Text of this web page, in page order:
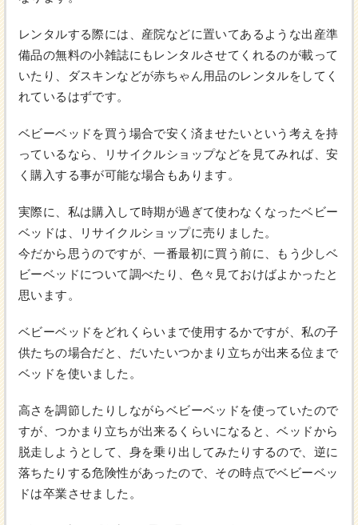
レンタルする際には、産院などに置いてあるような出産準
備品の無料の小雑誌にもレンタルさせてくれるのが載って
いたり、ダスキンなどが赤ちゃん用品のレンタルをしてく
れているはずです。
ベビーベッドを買う場合で安く済ませたいという考えを持
っているなら、リサイクルショップなどを見てみれば、安
く購入する事が可能な場合もあります。
実際に、私は購入して時期が過ぎて使わなくなったベビー
ベッドは、リサイクルショップに売りました。
今だから思うのですが、一番最初に買う前に、もう少しベ
ビーベッドについて調べたり、色々見ておけばよかったと
思います。
ベビーベッドをどれくらいまで使用するかですが、私の子
供たちの場合だと、だいたいつかまり立ちが出来る位まで
ベッドを使いました。
高さを調節したりしながらベビーベッドを使っていたので
すが、つかまり立ちが出来るくらいになると、ベッドから
脱走しようとして、身を乗り出してみたりするので、逆に
落ちたりする危険性があったので、その時点でベビーベッ
ドは卒業させました。